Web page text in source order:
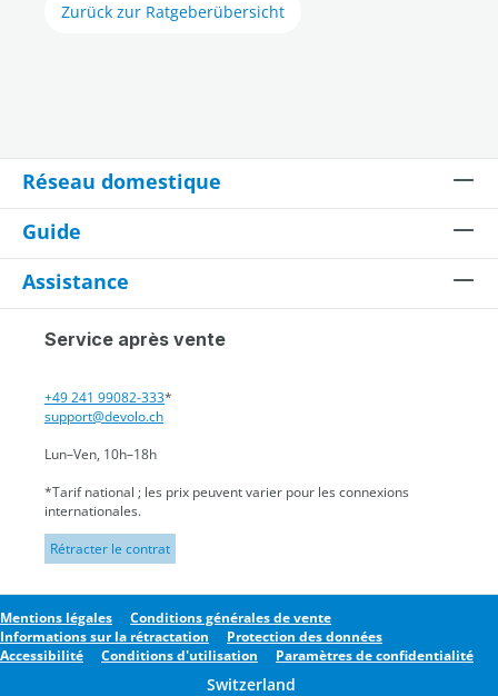
Zurück zur Ratgeberübersicht
Réseau domestique
Guide
Assistance
Service après vente
+49 241 99082-333*
support@devolo.ch
Lun–Ven, 10h–18h
*Tarif national ; les prix peuvent varier pour les connexions
internationales.
Rétracter le contrat
Mentions légales
Conditions générales de vente
Informations sur la rétractation
Protection des données
Accessibilité
Conditions d'utilisation Paramètres de confidentialité
Switzerland